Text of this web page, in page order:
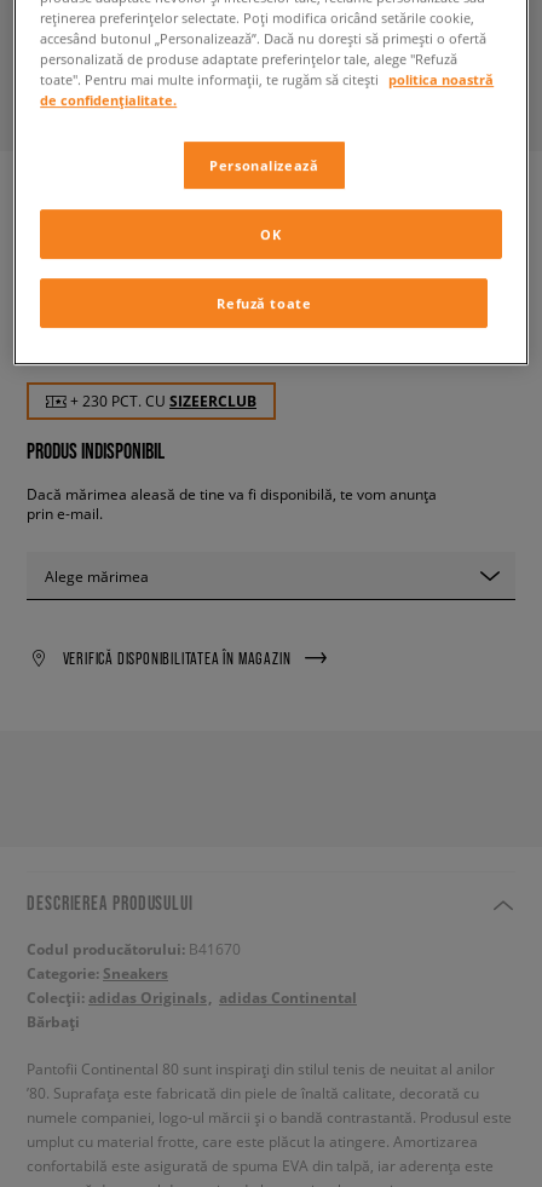
+ 230 PCT. CU SIZEERCLUB
PRODUS INDISPONIBIL
Dacă mărimea aleasă de tine va fi disponibilă, te vom anunța
prin e-mail.
Alege mărimea
VERIFICĂ DISPONIBILITATEA ÎN MAGAZIN
DESCRIEREA PRODUSULUI
Codul producătorului: B41670
Categorie: Sneakers
Colecții: adidas Originals
adidas Continental
Bărbați
Pantofii Continental 80 sunt inspirați din stilul tenis de neuitat al anilor
’80. Suprafața este fabricată din piele de înaltă calitate, decorată cu
numele companiei, logo-ul mărcii și o bandă contrastantă. Produsul este
umplut cu material frotte, care este plăcut la atingere. Amortizarea
confortabilă este asigurată de spuma EVA din talpă, iar aderența este
reținerea preferințelor selectate. Poți modifica oricând setările cookie,
accesând butonul „Personalizează”. Dacă nu dorești să primești o ofertă
personalizată de produse adaptate preferințelor tale, alege "Refuză
toate". Pentru mai multe informații, te rugăm să citești
politica noastră
de confidențialitate.
Personalizează
Refuză toate
OK